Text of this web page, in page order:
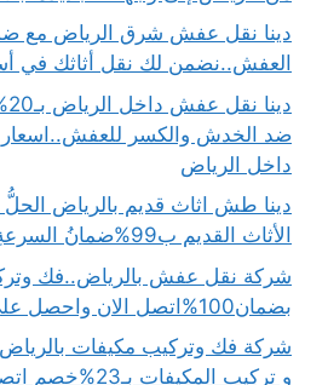
العفش..نضمن لك نقل أثاثك في
ضد الخدش والكسر
داخل الرياض
دينا طش اثاث قديم بالرياض
الأثاث القديم ب99%ضمانُ السرعةِ والأمان
شركة نقل عفش بالرياض..فك
بضمان100%اتصل الان واحصل على خصم40%
شركة فك وتركيب مكيفات
و تركيب المكيفات